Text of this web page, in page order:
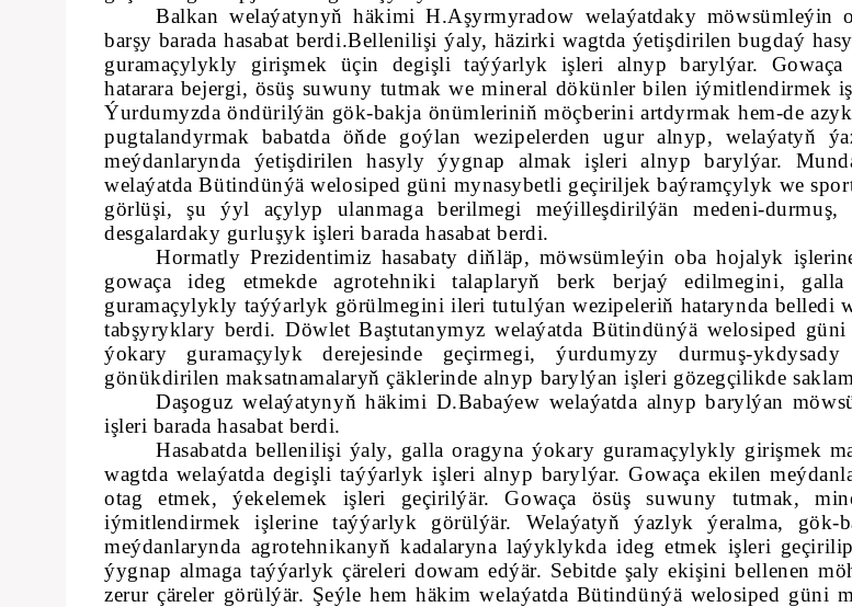
Balkan welaýatynyň häkimi H.Aşyrmyradow welaýatdaky möwsümleýin
barşy barada hasabat berdi.Bellenilişi ýaly, häzirki wagtda ýetişdirilen bugdaý
guramaçylykly girişmek üçin degişli taýýarlyk işleri alnyp barylýar. Gowaça
hatarara bejergi, ösüş suwuny tutmak we mineral dökünler bilen iýmitlendirmek
Ýurdumyzda öndürilýän gök-bakja önümleriniň möçberini artdyrmak hem-de
pugtalandyrmak babatda öňde goýlan wezipelerden ugur alnyp, welaýatyň
meýdanlarynda ýetişdirilen hasyly ýygnap almak işleri alnyp barylýar.
welaýatda Bütindünýä welosiped güni mynasybetli geçiriljek baýramçylyk we
görlüşi, şu ýyl açylyp ulanmaga berilmegi meýilleşdirilýän medeni-durmuş,
desgalardaky gurluşyk işleri barada hasabat berdi.
Hormatly Prezidentimiz hasabaty diňläp, möwsümleýin oba hojalyk
gowaça ideg etmekde agrotehniki talaplaryň berk berjaý edilmegini, galla
guramaçylykly taýýarlyk görülmegini ileri tutulýan wezipeleriň hatarynda belledi
tabşyryklary berdi. Döwlet Baştutanymyz welaýatda Bütindünýä welosiped güni
ýokary guramaçylyk derejesinde geçirmegi, ýurdumyzy durmuş-ykdysady
gönükdirilen maksatnamalaryň çäklerinde alnyp barylýan işleri gözegçilikde
Daşoguz welaýatynyň häkimi D.Babaýew welaýatda alnyp barylýan
işleri barada hasabat berdi.
Hasabatda bellenilişi ýaly, galla oragyna ýokary guramaçylykly girişmek
wagtda welaýatda degişli taýýarlyk işleri alnyp barylýar. Gowaça ekilen
otag etmek, ýekelemek işleri geçirilýär. Gowaça ösüş suwuny tutmak,
iýmitlendirmek işlerine taýýarlyk görülýär. Welaýatyň ýazlyk ýeralma, gök-
meýdanlarynda agrotehnikanyň kadalaryna laýyklykda ideg etmek işleri
ýygnap almaga taýýarlyk çäreleri dowam edýär. Sebitde şaly ekişini bellenen
zerur çäreler görülýär. Şeýle hem häkim welaýatda Bütindünýä welosiped güni